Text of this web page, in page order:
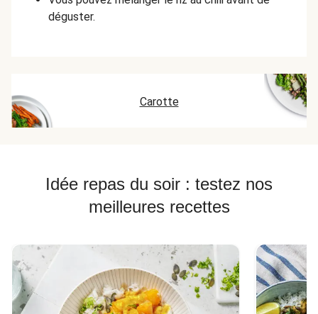
déguster.
Carotte
Idée repas du soir : testez nos
meilleures recettes